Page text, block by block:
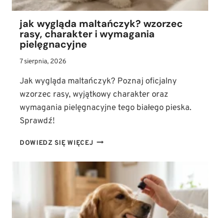
jak wygląda maltańczyk? wzorzec
rasy, charakter i wymagania
pielęgnacyjne
7 sierpnia, 2026
Jak wygląda maltańczyk? Poznaj oficjalny
wzorzec rasy, wyjątkowy charakter oraz
wymagania pielęgnacyjne tego białego pieska.
Sprawdź!
DOWIEDZ SIĘ WIĘCEJ JAK
MALTAŃCZYK?
WZORZEC
RASY,
CHARAKTER
I
WYMAGANIA